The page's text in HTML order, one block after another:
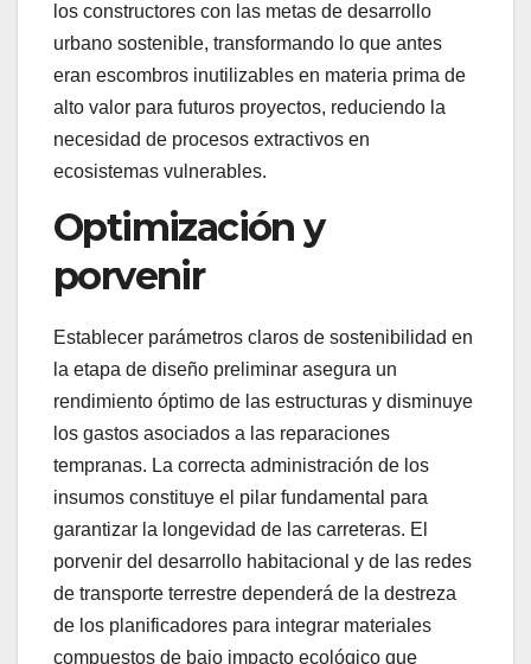
los constructores con las metas de desarrollo
urbano sostenible, transformando lo que antes
eran escombros inutilizables en materia prima de
alto valor para futuros proyectos, reduciendo la
necesidad de procesos extractivos en
ecosistemas vulnerables.
Optimización y
porvenir
Establecer parámetros claros de sostenibilidad en
la etapa de diseño preliminar asegura un
rendimiento óptimo de las estructuras y disminuye
los gastos asociados a las reparaciones
tempranas. La correcta administración de los
insumos constituye el pilar fundamental para
garantizar la longevidad de las carreteras. El
porvenir del desarrollo habitacional y de las redes
de transporte terrestre dependerá de la destreza
de los planificadores para integrar materiales
compuestos de bajo impacto ecológico que